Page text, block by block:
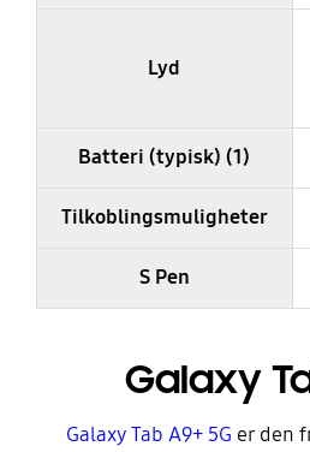
Lyd
Batteri (typisk) (1)
Tilkoblingsmuligheter
S Pen
Galaxy
Galaxy Tab A9+ 5G er den